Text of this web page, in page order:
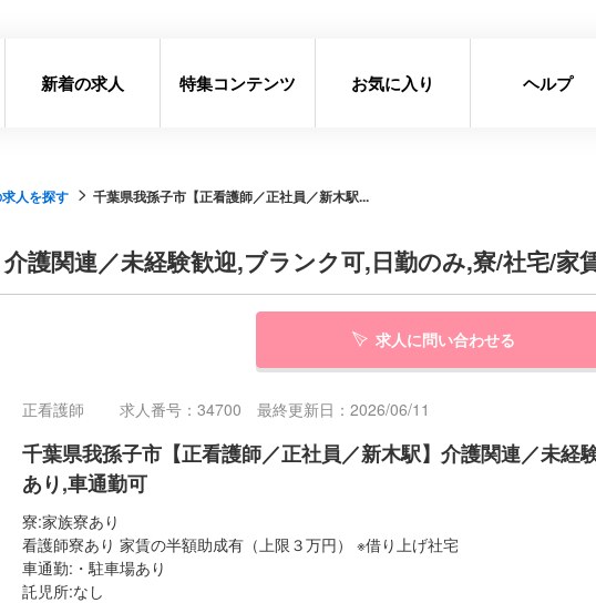
新着の求人 特集コンテンツ お気に入り ヘルプ
人を探す 千葉県我孫子市【正看護師／正社員／新木駅...
護関連／未経験歓迎,ブランク可,日勤のみ,寮/社宅/家
求人に問い合わせる
正看護師 求人番号：34700 最終更新日：2026/06/11
千葉県我孫子市【正看護師／正社員／新木駅】介護関連／未経
あり,車通勤可
寮:家族寮あり
看護師寮あり 家賃の半額助成有（上限３万円） ※借り上げ社宅
車通勤:・駐車場あり
託児所:なし